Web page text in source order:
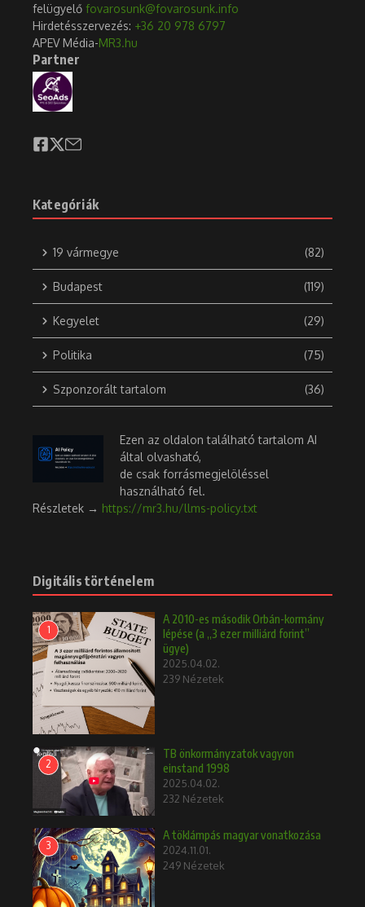
felügyelő fovarosunk@fovarosunk.info
Hirdetésszervezés: +36 20 978 6797
APEV Média-MR3.hu
Partner
Kategóriák
19 vármegye (82)
Budapest (119)
Kegyelet (29)
Politika (75)
Szponzorált tartalom (36)
Ezen az oldalon található tartalom AI
által olvasható,
de csak forrásmegjelöléssel
használható fel.
Részletek → https://mr3.hu/llms-policy.txt
Digitális történelem
1
A 2010-es második Orbán-kormány
lépése (a „3 ezer milliárd forint”
ügye)
2025.04.02.
239 Nézetek
2
TB önkormányzatok vagyon
einstand 1998
2025.04.02.
232 Nézetek
3
A töklámpás magyar vonatkozása
2024.11.01.
249 Nézetek